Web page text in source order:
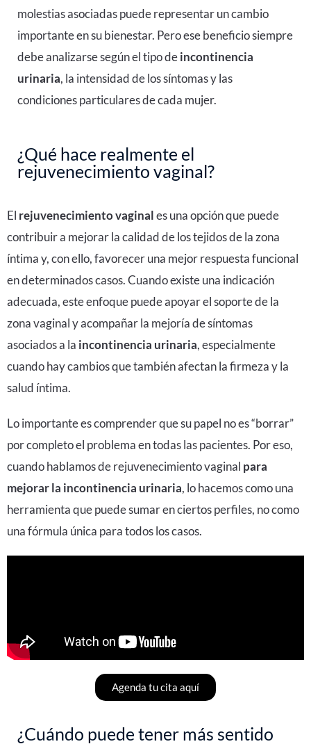
molestias asociadas puede representar un cambio
importante en su bienestar. Pero ese beneficio siempre
debe analizarse según el tipo deincontinencia
urinaria, la intensidad de los síntomas y las
condiciones particulares de cada mujer.
¿Qué hace realmente el
rejuvenecimiento vaginal?
El rejuvenecimiento vaginales una opción que puede
contribuir a mejorar la calidad de los tejidos de la zona
íntima y, con ello, favorecer una mejor respuesta funcional
en determinados casos. Cuando existe una indicación
adecuada, este enfoque puede apoyar el soporte de la
zona vaginal y acompañar la mejoría de síntomas
asociados a la incontinencia urinaria, especialmente
cuando hay cambios que también afectan la firmeza y la
salud íntima.
Lo importante es comprender que su papel no es “borrar”
por completo el problema en todas las pacientes. Por eso,
cuando hablamos derejuvenecimiento vaginal para
mejorar la incontinencia urinaria, lo hacemos como una
herramienta que puede sumar en ciertos perfiles, no como
una fórmula única para todos los casos.
Agenda tu cita aquí
¿Cuándo puede tener más sentido